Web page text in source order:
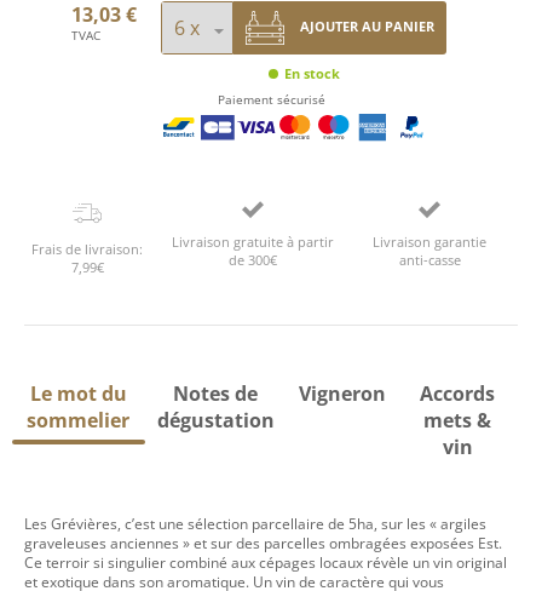
13,03 €
TVAC
AJOUTER AU PANIER
En stock
Paiement sécurisé
Frais de livraison:
7,99€
Livraison gratuite à partir
de 300€
Livraison garantie
anti-casse
Le mot du
sommelier
Notes de
dégustation
Vigneron
Accords
mets &
vin
Les Grévières, c’est une sélection parcellaire de 5ha, sur les « argiles
graveleuses anciennes » et sur des parcelles ombragées exposées Est.
Ce terroir si singulier combiné aux cépages locaux révèle un vin original
et exotique dans son aromatique. Un vin de caractère qui vous